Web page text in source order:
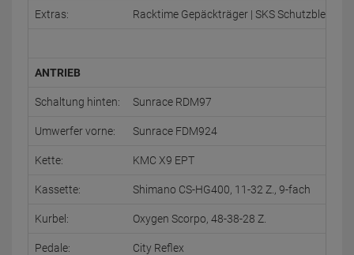
Extras: Racktime Gepäckträger | SKS Schutzbleche |
ANTRIEB
Schaltung hinten: Sunrace RDM97
Umwerfer vorne: Sunrace FDM924
Kette: KMC X9 EPT
Kassette: Shimano CS-HG400, 11-32 Z., 9-fach
Kurbel: Oxygen Scorpo, 48-38-28 Z.
Pedale: City Reflex